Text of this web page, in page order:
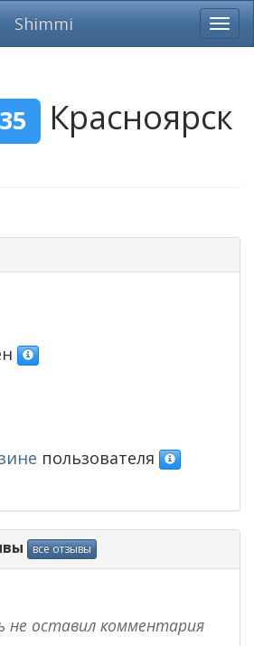
Shimmi
35 Красноярск
пользователя
все отзывы
не оставил комментария